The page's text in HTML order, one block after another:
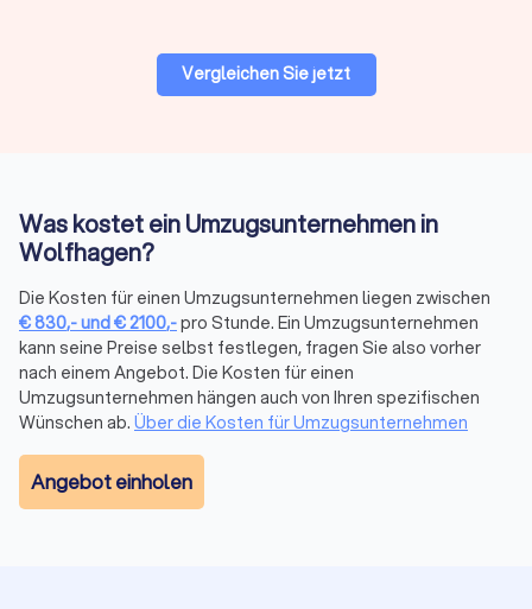
Preise & Modelle in Wolfhagen
Richtwerte
Umzugshelfer 25–40 € pro Stunde 200–320 €
Möbelpacker 30–50 € pro Stunde 240–400 €
LKW mit
Fahrer
50–100 € pro Stunde
Vergleichen Sie jetzt
Was kostet ein Umzugsunternehmen in
Wolfhagen?
Die Kosten für einen Umzugsunternehmen liegen zwischen
€830,-und€2100,-pro Stunde. Ein Umzugsunternehmen
kann seine Preise selbst festlegen, fragen Sie also vorher
nach einem Angebot. Die Kosten für einen
Umzugsunternehmen hängen auch von Ihren spezifischen
Wünschen ab. Über die Kosten für Umzugsunternehmen
Angebot einholen